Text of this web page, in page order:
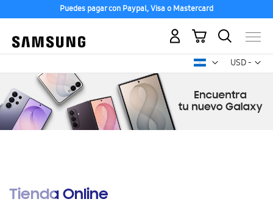
Puedes pagar con Paypal, Visa o Mastercard
USD -
dólar
Mi carrito
Tienda Online